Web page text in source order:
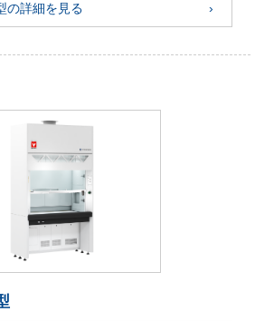
詳細を見る